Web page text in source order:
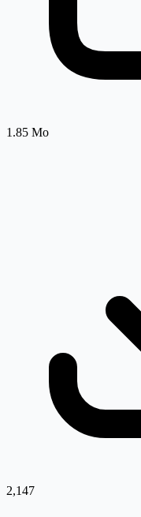
1.85 Mo
2,147